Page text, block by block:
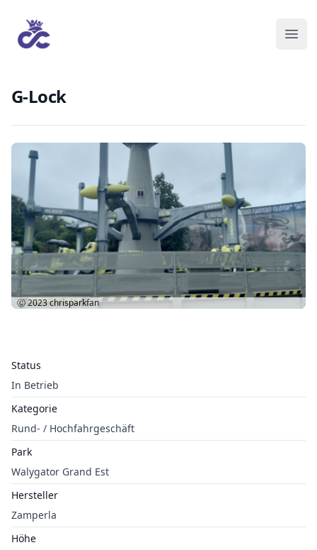
G-Lock
Status
In Betrieb
Kategorie
Rund- / Hochfahrgeschäft
Park
Walygator Grand Est
Hersteller
Zamperla
Höhe
Ⓒ 2023chrisparkfan